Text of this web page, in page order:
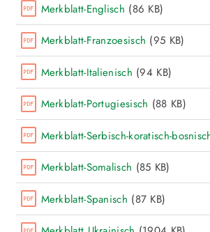
Merkblatt-Englisch (86 KB)
Merkblatt-Franzoesisch (95 KB)
Merkblatt-Italienisch (94 KB)
Merkblatt-Portugiesisch (88 KB)
Merkblatt-Serbisch-koratisch-
Merkblatt-Somalisch (85 KB)
Merkblatt-Spanisch (87 KB)